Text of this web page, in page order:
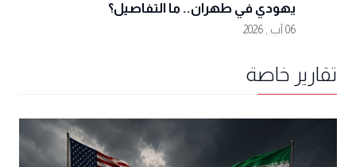
يهودي في طهران.. ما التفاصيل؟
06 آب , 2026
تقارير خاصة